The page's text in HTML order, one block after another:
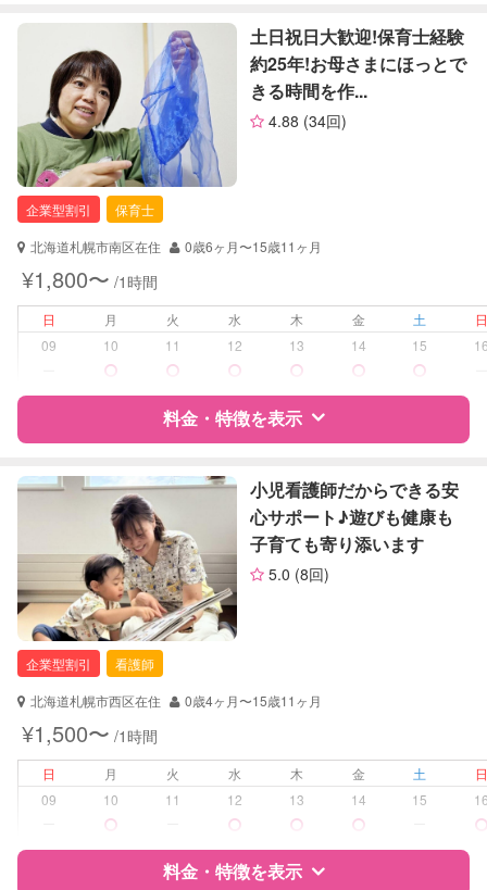
定期予約 可能
お子様の撮影
（定期特典）
対応可能
特徴 料金 レビュー
サポートの特徴
資格
企業型割引対象(旧内閣府補助対象)
自治体届出済ベビーシッター
保育士
対応可能/特徴
送迎サポート
外国語対応
子育て経験
障がい児対応 対応可否は個別に相談
レッスン なし
お引き受けしていません
お子様の撮影
（定期特典）
対応不可
土日祝日大歓迎!保育士経験
約25年!お母さまにほっとで
きる時間を作...
4.88 (34回)
企業型割引
保育士
北海道札幌市南区在住
0歳6ヶ月〜15歳11ヶ月
¥1,800〜 /1時間
日 月 火 水 木 金 土
09
10 11 12 13 14 15
料金・特徴を表示
特徴 料金 レビュー
サポートの特徴
資格
企業型割引対象(旧内閣府補助対象)
自治体届出済ベビーシッター
保育士
病児対応 病児、病後児、ともに不可
障がい児対応 対応可否は個別に相談
なし
小児看護師だからできる安
心サポート♪遊びも健康も
子育ても寄り添います
5.0 (8回)
企業型割引
看護師
北海道札幌市西区在住
0歳4ヶ月〜15歳11ヶ月
¥1,500〜 /1時間
日 月 火 水 木 金 土
09
10 11 12 13 14 15
料金・特徴を表示